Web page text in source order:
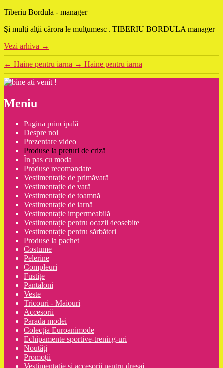
Tiberiu Bordula - manager
Şi mulţi alţii cărora le mulţumesc . TIBERIU BORDULA manager
Vezi arhiva →
← Haine pentru iarna → Haine pentru iarna
Meniu
Pagina principală
Despre noi
Prezentare video
Produse la prețuri de criză
În pas cu moda
Produse recomandate
Vestimentație de primăvară
Vestimentație de vară
Vestimentație de toamnă
Vestimentație de iarnă
Vestimentație impermeabilă
Vestimentație pentru ocazii deosebite
Vestimentație pentru sărbători
Produse la pachet
Costume
Pelerine
Compleuri
Fustițe
Pantaloni
Veste
Tricouri - Maiouri
Accesorii
Parada modei
Colecția Euroanimode
Echipamente sportive-trening-uri
Noutăți
Promoții
Vestimentatie și accesorii pentru dresaj